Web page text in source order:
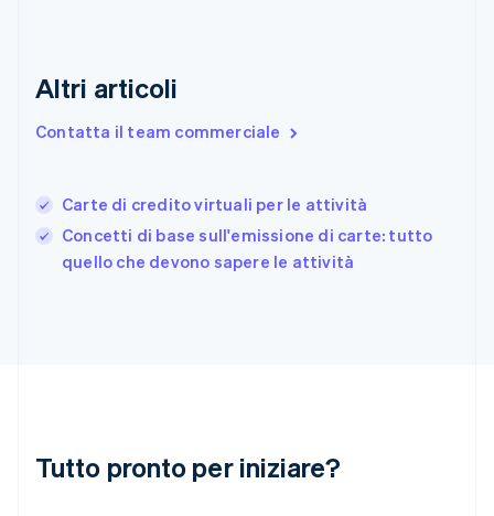
Altri articoli
Contatta il team commerciale
Carte di credito virtuali per le attività
Concetti di base sull'emissione di carte: tutto
quello che devono sapere le attività
Tutto pronto per iniziare?
FrançaisEnglish
Germania
DeutschEnglish
English
Grecia
English
Liechtenstein
DeutschEnglish